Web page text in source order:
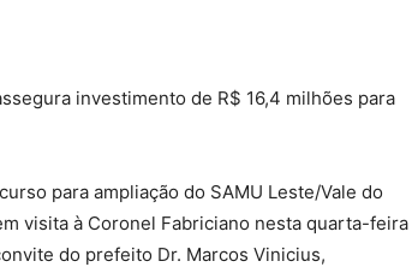
investimento de R$ 16,4 milhões para
para ampliação do SAMU Leste/Vale do
visita à Coronel Fabriciano nesta quarta-feira
do prefeito Dr. Marcos Vinicius,